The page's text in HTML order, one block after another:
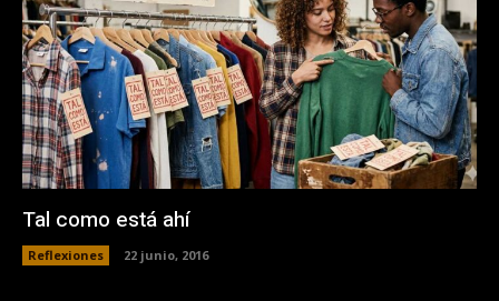
Tal como está ahí
Reflexiones 22 junio, 2016